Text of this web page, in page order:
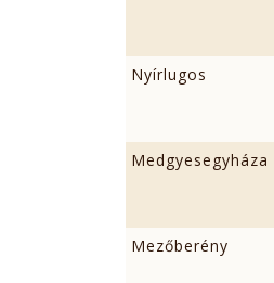
Nyírlugos
Medgyesegyháza
Mezőberény